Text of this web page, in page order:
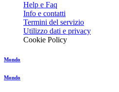
Help e Faq
Info e contatti
Termini del servizio
Utilizzo dati e privacy
Cookie Policy
Mondo
Mondo